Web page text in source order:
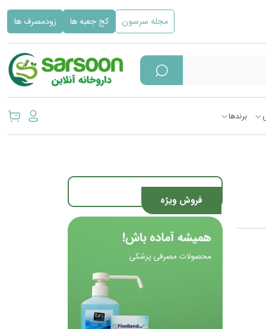
مجله سرسون کج جعبه ها زودمصرف ها
برندها
فروش ویژه